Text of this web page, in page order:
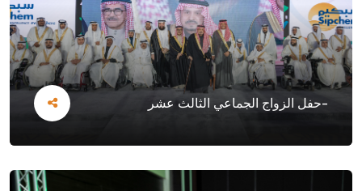
-حفل الزواج الجماعي الثالث عشر